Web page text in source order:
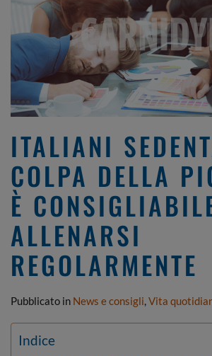
ITALIANI
COLPA DELLA
È
ALLENARSI
REGOLARMENTE
Pubblicato in News e consigli,Vita
Indice